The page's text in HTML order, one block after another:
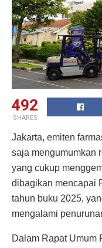
492
SHARES
Jakarta, emiten
saja mengumumkan
yang cukup
dibagikan mencapai
tahun buku 2025,
mengalami
Dalam Rapat Umum